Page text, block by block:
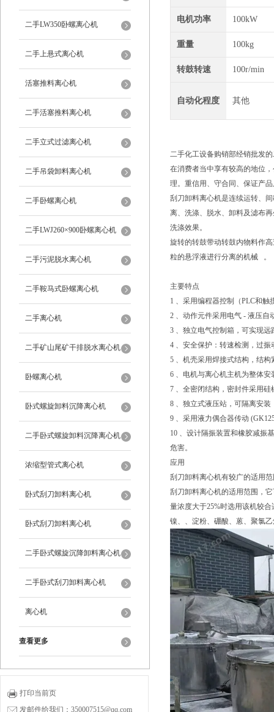
二手LW350卧螺离心机
二手上悬式离心机
活塞推料离心机
二手活塞推料离心机
二手立式过滤离心机
二手吊袋卸料离心机
二手卧螺离心机
二手LWJ260×900卧螺离心机
二手污泥脱水离心机
二手鞍马式卧螺离心机
二手离心机
二手矿山尾矿干排脱水离心机
卧螺离心机
卧式螺旋卸料沉降离心机
二手卧式螺旋卸料沉降离心机
浓缩型管式离心机
卧式刮刀卸料离心机
卧式刮刀卸料离心机
二手卧式螺旋沉降卸料离心机
二手卧式刮刀卸料离心机
离心机
查看更多
打印当前页
发邮件给我们：350007515@qq.com
电机功率 100kW
重量 100kg
转鼓转速 100r/min
自动化程度 其他
二手化工设备购销部经销批发
在消费者当中享有较高的地位
理。重信用、守合同、保证产
刮刀卸料离心机是连续运转、
离、洗涤、脱水、卸料及滤布
洗涤效果。
旋转的转鼓带动转鼓内物料作
粒的悬浮液进行分离的机械 。
主要特点
1 、采用编程器控制（PLC和
2 、动作元件采用电气 - 液压自
3 、独立电气控制箱，可实现远
4 、安全保护：转速检测，过
5 、机壳采用焊接式结构，结
6 、电机与离心机主机为整体
7 、全密闭结构，密封件采用硅
8 、独立式液压站，可隔离安装
9 、采用液力偶合器传动
10 、设计隔振装置和橡胶减振
危害。
应用
刮刀卸料离心机有较广的适用
刮刀卸料离心机的适用范围，
量浓度大于25%时选用该机较
镍、、淀粉、硼酸、蒽、聚氯